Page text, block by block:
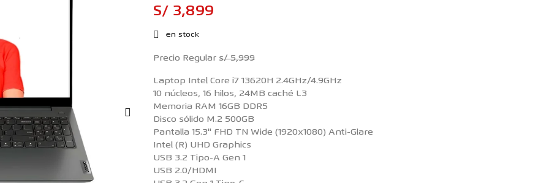
S/ 3,899
en stock
Precio Regular s/ 5,999
Laptop Intel Core i7 13620H 2.4GHz/4.9GHz
10 núcleos, 16 hilos, 24MB caché L3
Memoria RAM 16GB DDR5
Disco sólido M.2 500GB
Pantalla 15.3'' FHD TN Wide (1920x1080) Anti-Glare
Intel (R) UHD Graphics
USB 3.2 Tipo-A Gen 1
USB 2.0/HDMI